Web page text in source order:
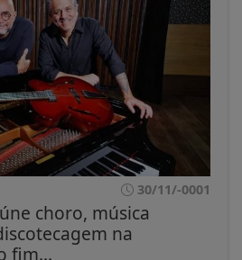
30/11/-0001
choro, música
na
fim...